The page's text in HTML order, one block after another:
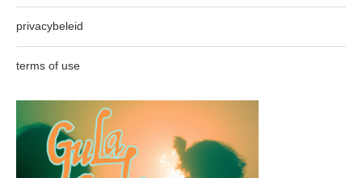
privacybeleid
terms of use